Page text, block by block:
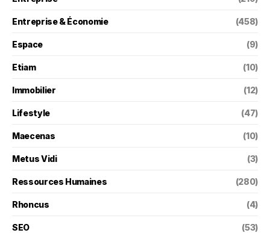
Entreprise & Économie (458)
Espace (9)
Etiam (10)
Immobilier (12)
Lifestyle (47)
Maecenas (10)
Metus Vidi (3)
Ressources Humaines (280)
Rhoncus (4)
SEO (53)